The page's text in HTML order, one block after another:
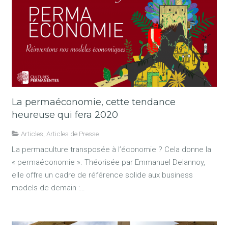
La permaéconomie, cette tendance
heureuse qui fera 2020
Articles Articles de Presse
La permaculture transposée à l’économie ? Cela donne la
« permaéconomie ». Théorisée par Emmanuel Delannoy,
elle offre un cadre de référence solide aux business
models de demain :…